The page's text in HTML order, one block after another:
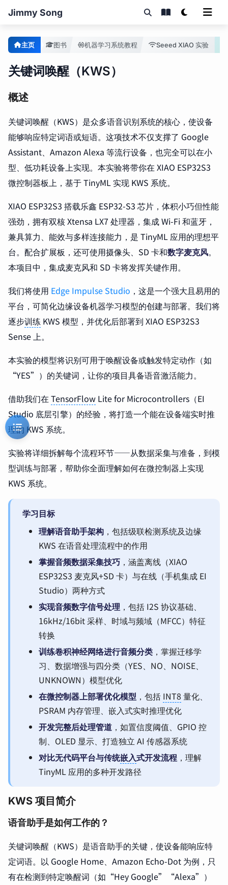
Jimmy Song
主页 图书 机器学习系统教程 Seeed XIAO 实验
关键词唤醒（KWS）
概述
关键词唤醒（KWS）是众多语音识别系统的核心，使设备
能够响应特定词语或短语。这项技术不仅支撑了 Google
Assistant、Amazon Alexa 等流行设备，也完全可以在小
型、低功耗设备上实现。本实验将带你在 XIAO ESP32S3
微控制器板上，基于 TinyML 实现 KWS 系统。
XIAO ESP32S3 搭载乐鑫 ESP32-S3 芯片，体积小巧但性能
强劲，拥有双核 Xtensa LX7 处理器，集成 Wi-Fi 和蓝牙，
兼具算力、能效与多样连接能力，是 TinyML 应用的理想平
台。配合扩展板，还可使用摄像头、SD 卡和数字麦克风。
本项目中，集成麦克风和 SD 卡将发挥关键作用。
我们将使用 Edge Impulse Studio ，这是一个强大且易用的
平台，可简化边缘设备机器学习模型的创建与部署。我们将
逐步训练 KWS 模型，并优化后部署到 XIAO ESP32S3
Sense 上。
本实验的模型将识别可用于唤醒设备或触发特定动作（如
“YES”）的关键词，让你的项目具备语音激活能力。
借助我们在 TensorFlow Lite for Microcontrollers（EI
Studio 底层引擎）的经验，将打造一个能在设备端实时推
理的 KWS 系统。
实验将详细拆解每个流程环节——从数据采集与准备，到模
型训练与部署，帮助你全面理解如何在微控制器上实现
KWS 系统。
学习目标
理解语音助手架构 ，包括级联检测系统及边缘
KWS 在语音处理流程中的作用
掌握音频数据采集技巧 ，涵盖离线（XIAO
ESP32S3 麦克风+SD 卡）与在线（手机集成 EI
Studio）两种方式
实现音频数字信号处理 ，包括 I2S 协议基础、
16kHz/16bit 采样、时域与频域（MFCC）特征
转换
训练卷积神经网络进行音频分类 ，掌握迁移学
习、数据增强与四分类（YES、NO、NOISE、
UNKNOWN）模型优化
在微控制器上部署优化模型 ，包括 INT8 量化、
PSRAM 内存管理、嵌入式实时推理优化
开发完整后处理管道 ，如置信度阈值、GPIO 控
制、OLED 显示、打造独立 AI 传感器系统
对比无代码平台与传统嵌入式开发流程 ，理解
TinyML 应用的多种开发路径
KWS 项目简介
语音助手是如何工作的？
关键词唤醒（KWS）是语音助手的关键，使设备能响应特
定词语。以 Google Home、Amazon Echo-Dot 为例，只
有在检测到特定唤醒词（如“Hey Google”“Alexa”）